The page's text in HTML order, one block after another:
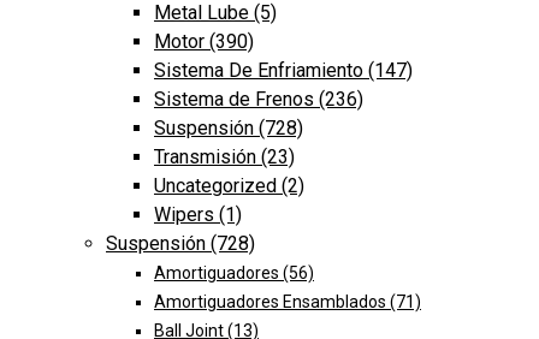
Metal Lube (5)
Motor (390)
Sistema De Enfriamiento (147)
Sistema de Frenos (236)
Suspensión (728)
Transmisión (23)
Uncategorized (2)
Wipers (1)
Suspensión (728)
Amortiguadores (56)
Amortiguadores Ensamblados (71)
Ball Joint(13)